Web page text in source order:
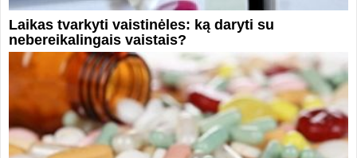
Laikas tvarkyti vaistinėles: ką daryti su
nebereikalingais vaistais?